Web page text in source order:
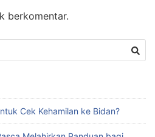
berkomentar.
Cek Kehamilan ke Bidan?